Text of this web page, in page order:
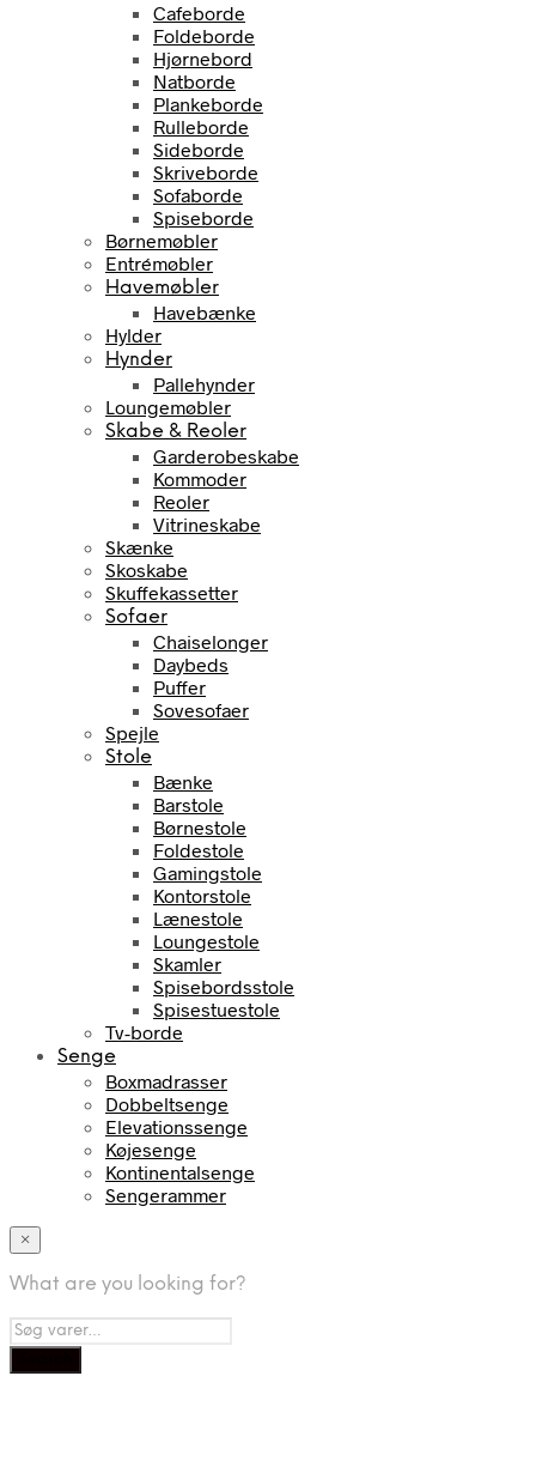
Cafeborde
Foldeborde
Hjørnebord
Natborde
Plankeborde
Rulleborde
Sideborde
Skriveborde
Sofaborde
Spiseborde
Børnemøbler
Entrémøbler
Havemøbler
Havebænke
Hylder
Hynder
Pallehynder
Loungemøbler
Skabe & Reoler
Garderobeskabe
Kommoder
Reoler
Vitrineskabe
Skænke
Skoskabe
Skuffekassetter
Sofaer
Chaiselonger
Daybeds
Puffer
Sovesofaer
Spejle
Stole
Bænke
Barstole
Børnestole
Foldestole
Gamingstole
Kontorstole
Lænestole
Loungestole
Skamler
Spisebordsstole
Spisestuestole
Tv-borde
Senge
Boxmadrasser
Dobbeltsenge
Elevationssenge
Køjesenge
Kontinentalsenge
Sengerammer
×
What are you looking for?